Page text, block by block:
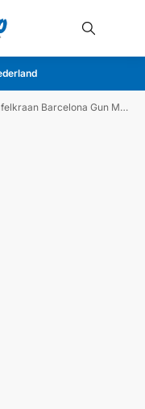
Barcelona Gun Metal